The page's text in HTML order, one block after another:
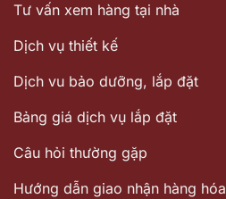
Tư vấn xem hàng tại nhà
Dịch vụ thiết kế
Dịch vu bảo dưỡng, lắp đặt
Bảng giá dịch vụ lắp đặt
Câu hỏi thường gặp
Hướng dẫn giao nhận hàng hóa